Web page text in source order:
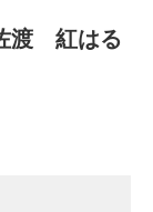
渡 紅はる